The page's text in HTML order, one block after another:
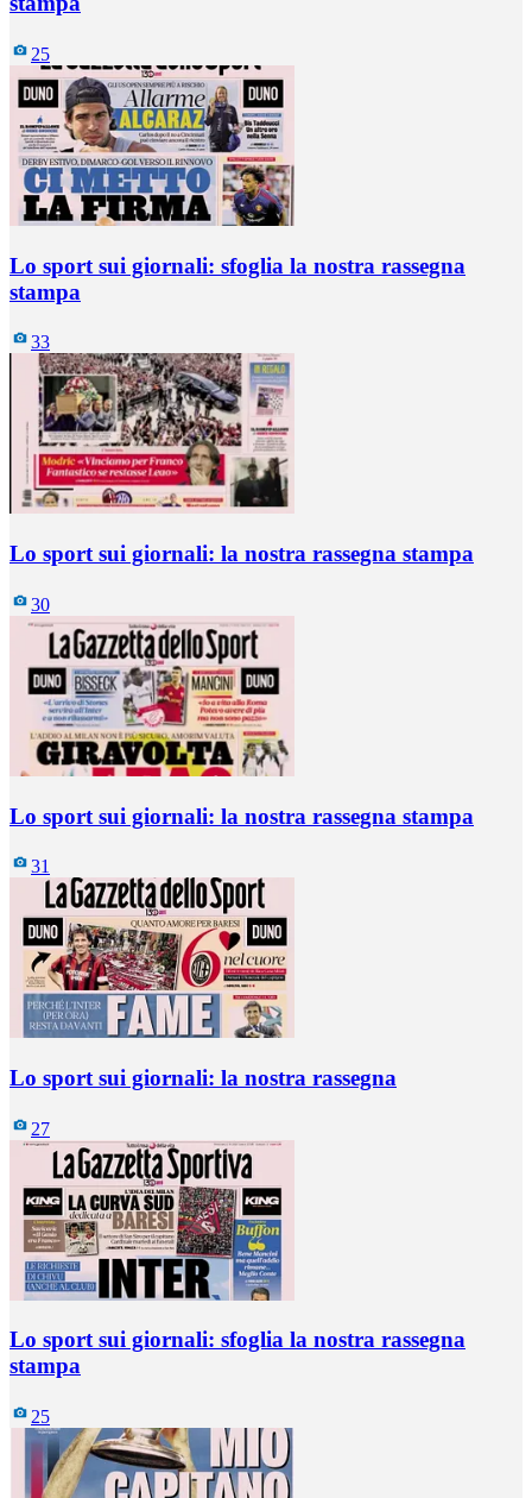
25
Lo sport sui giornali: sfoglia la nostra rassegna
stampa
33
Lo sport sui giornali: la nostra rassegna stampa
30
Lo sport sui giornali: la nostra rassegna stampa
31
Lo sport sui giornali: la nostra rassegna
27
Lo sport sui giornali: sfoglia la nostra rassegna
stampa
25